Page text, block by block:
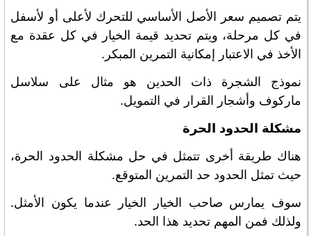
يتم تصميم سعر الأصل الأساسي للتحرك لأعلى أو لأسفل
في كل مرحلة، ويتم تحديد قيمة الخيار في كل عقدة مع
الأخذ في الاعتبار إمكانية التمرين المبكر.
نموذج الشجرة ذات الحدين هو مثال على سلاسل
ماركوف وأشجار القرار في التمويل.
مشكلة الحدود الحرة
هناك طريقة أخرى تتمثل في حل مشكلة الحدود الحرة،
حيث تمثل الحدود حد التمرين المتوقع.
سوف يمارس صاحب الخيار الخيار عندما يكون الأمثل.
ولذلك فمن المهم تحديد هذا الحد.